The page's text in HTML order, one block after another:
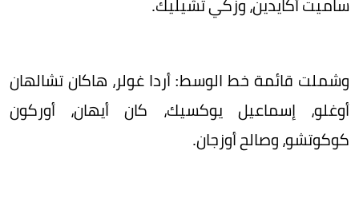
وشملت قائمة خط الوسط: أردا غولر، هاكان تشالهان
أوغلو، إسماعيل يوكسيك، كان أيهان، أوركون
كوكوتشو، وصالح أوزجان.